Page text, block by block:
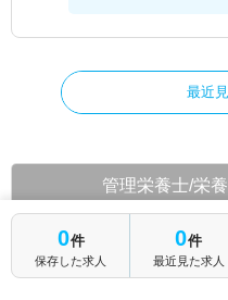
最近
0件
保存した求人
0件
最近見た求人
管理栄養士/栄
北海道 青森県